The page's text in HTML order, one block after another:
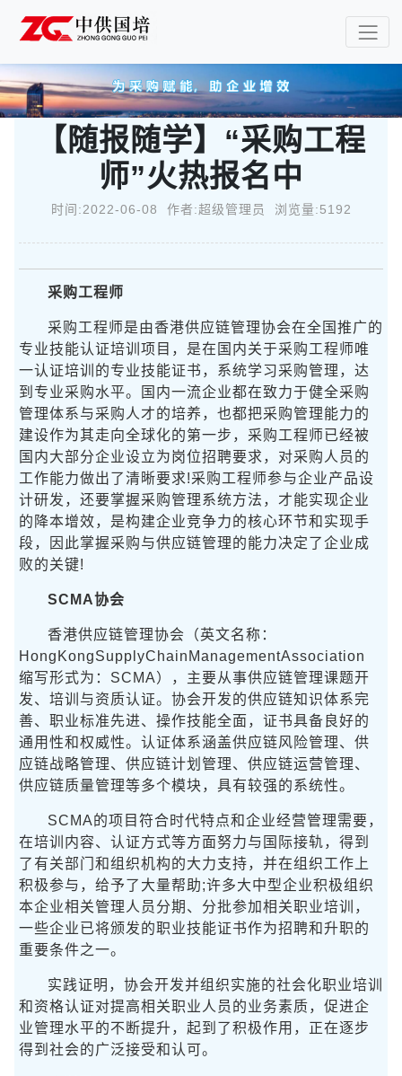
【随报随学】“采购工程
师”火热报名中
时间:2022-06-08 作者:超级管理员 浏览量:5192
采购工程师
采购工程师是由香港供应链管理协会在全国推广的
专业技能认证培训项目，是在国内关于采购工程师唯
一认证培训的专业技能证书，系统学习采购管理，达
到专业采购水平。国内一流企业都在致力于健全采购
管理体系与采购人才的培养，也都把采购管理能力的
建设作为其走向全球化的第一步，采购工程师已经被
国内大部分企业设立为岗位招聘要求，对采购人员的
工作能力做出了清晰要求!采购工程师参与企业产品设
计研发，还要掌握采购管理系统方法，才能实现企业
的降本增效，是构建企业竞争力的核心环节和实现手
段，因此掌握采购与供应链管理的能力决定了企业成
败的关键!
SCMA协会
香港供应链管理协会（英文名称：
HongKongSupplyChainManagementAssociation
缩写形式为：SCMA），主要从事供应链管理课题开
发、培训与资质认证。协会开发的供应链知识体系完
善、职业标准先进、操作技能全面，证书具备良好的
通用性和权威性。认证体系涵盖供应链风险管理、供
应链战略管理、供应链计划管理、供应链运营管理、
供应链质量管理等多个模块，具有较强的系统性。
SCMA的项目符合时代特点和企业经营管理需要，
在培训内容、认证方式等方面努力与国际接轨，得到
了有关部门和组织机构的大力支持，并在组织工作上
积极参与，给予了大量帮助;许多大中型企业积极组织
本企业相关管理人员分期、分批参加相关职业培训，
一些企业已将颁发的职业技能证书作为招聘和升职的
重要条件之一。
实践证明，协会开发并组织实施的社会化职业培训
和资格认证对提高相关职业人员的业务素质，促进企
业管理水平的不断提升，起到了积极作用，正在逐步
得到社会的广泛接受和认可。